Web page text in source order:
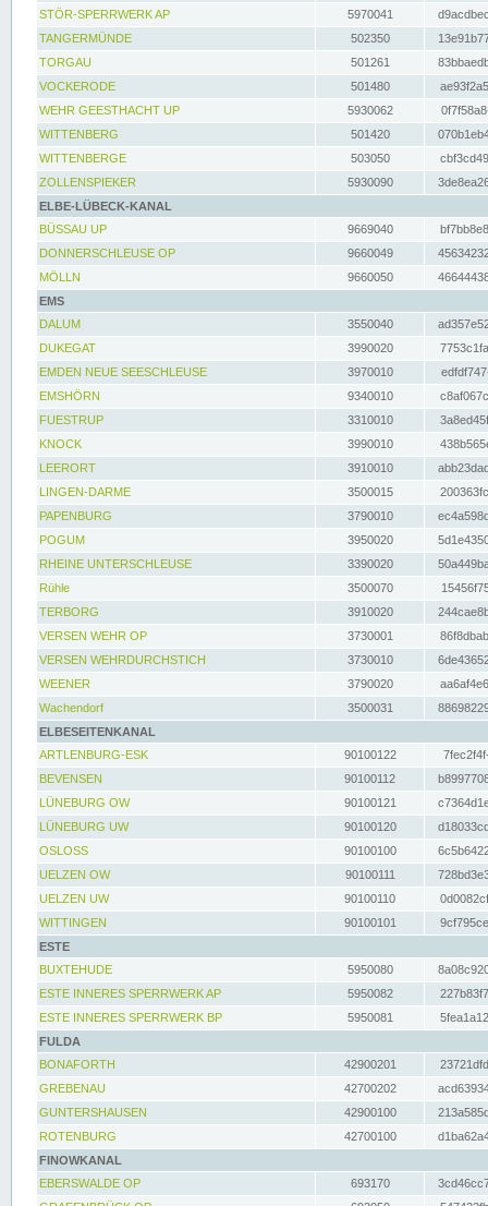
STÖR-SPERRWERK AP 5970041
TANGERMÜNDE
502350
TORGAU
501261
VOCKERODE
501480
WEHR GEESTHACHT UP
5930062
WITTENBERG
501420
WITTENBERGE
503050
ZOLLENSPIEKER
5930090
ELBE-LÜBECK-KANAL
BÜSSAU UP
9669040
DONNERSCHLEUSE OP
9660049
MÖLLN
9660050
EMS
DALUM
3550040
DUKEGAT
3990020
EMDEN NEUE SEESCHLEUSE
3970010
EMSHÖRN
9340010
FUESTRUP
3310010
KNOCK
3990010
LEERORT
3910010
LINGEN-DARME
3500015
PAPENBURG
3790010
POGUM
3950020
RHEINE UNTERSCHLEUSE
3390020
Rühle
3500070
TERBORG
3910020
VERSEN WEHR OP
3730001
VERSEN WEHRDURCHSTICH
3730010
WEENER
3790020
Wachendorf
3500031
ELBESEITENKANAL
ARTLENBURG-ESK
90100122
BEVENSEN
90100112
LÜNEBURG OW
90100121
LÜNEBURG UW
90100120
OSLOSS
90100100
UELZEN OW
90100111
UELZEN UW
90100110
WITTINGEN
90100101
ESTE
BUXTEHUDE
5950080
ESTE INNERES SPERRWERK AP
5950082
ESTE INNERES SPERRWERK BP
5950081
FULDA
BONAFORTH
42900201
GREBENAU
42700202
GUNTERSHAUSEN
42900100
ROTENBURG
42700100
FINOWKANAL
EBERSWALDE OP
693170